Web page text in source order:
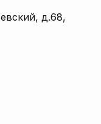
д.68,